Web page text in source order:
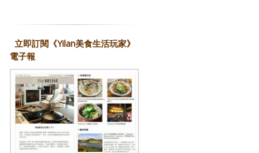
回應期待？關於，《台灣米其林指南 2026》
立即訂閱《Yilan美食生活玩家》
電子報